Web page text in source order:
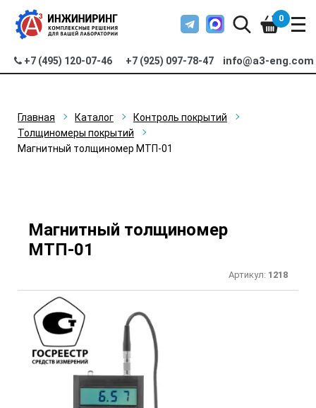
+7 (495) 120-07-46 +7 (925) 097-78-47 info@a3-eng.com
0
Главная Каталог
Контроль покрытий
Толщиномеры покрытий
Магнитный толщиномер МТП-01
Магнитный толщиномер
МТП-01
Артикул: 1218